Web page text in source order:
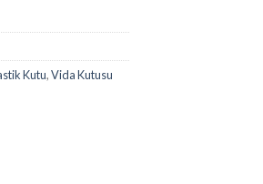
Kutu,Vida Kutusu